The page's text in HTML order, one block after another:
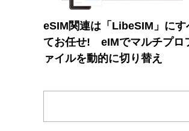
eSIM関連は「LibeSIM」にす
てお任せ! eIMでマルチプロ
ァイルを動的に切り替え